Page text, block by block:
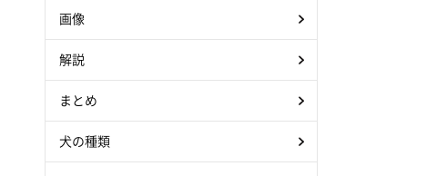
画像
解説
まとめ
犬の種類